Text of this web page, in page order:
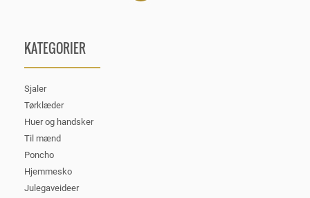
KATEGORIER
Sjaler
Tørklæder
Huer og handsker
Til mænd
Poncho
Hjemmesko
Julegaveideer